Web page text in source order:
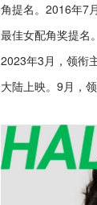
角提名。2016年7
最佳女配角奖提名
2023年3月，领衔
大陆上映。9月，